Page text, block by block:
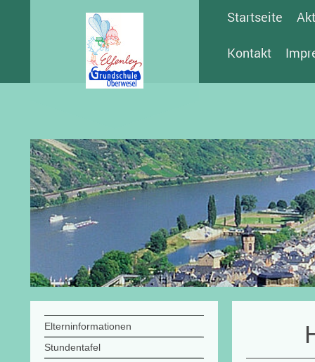
Startseite
Kontakt
Elterninformationen
Stundentafel